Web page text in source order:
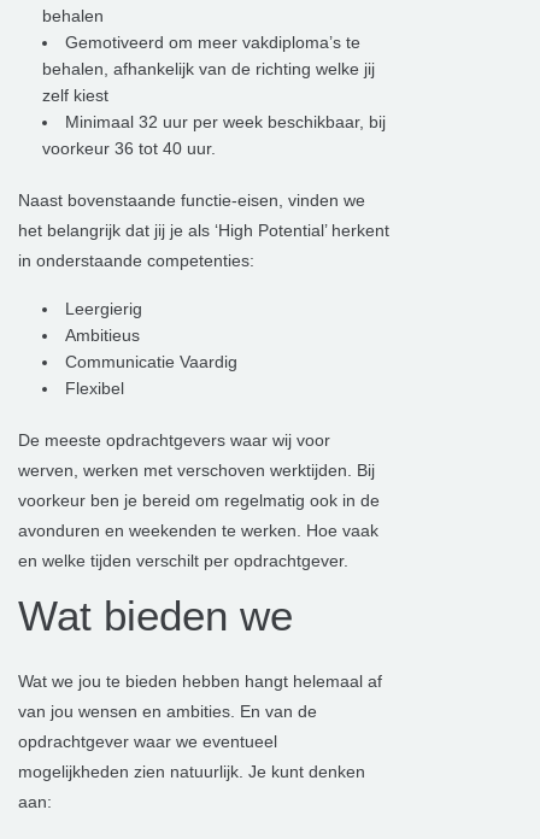
behalen
Gemotiveerd om meer vakdiploma’s te
behalen, afhankelijk van de richting welke jij
zelf kiest
Minimaal 32 uur per week beschikbaar, bij
voorkeur 36 tot 40 uur.
Naast bovenstaande functie-eisen, vinden we
het belangrijk dat jij je als ‘High Potential’ herkent
in onderstaande competenties:
Leergierig
Ambitieus
Communicatie Vaardig
Flexibel
De meeste opdrachtgevers waar wij voor
werven, werken met verschoven werktijden. Bij
voorkeur ben je bereid om regelmatig ook in de
avonduren en weekenden te werken. Hoe vaak
en welke tijden verschilt per opdrachtgever.
Wat bieden we
Wat we jou te bieden hebben hangt helemaal af
van jou wensen en ambities. En van de
opdrachtgever waar we eventueel
mogelijkheden zien natuurlijk. Je kunt denken
aan: